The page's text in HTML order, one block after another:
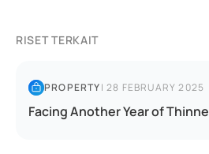
RISET TERKAIT
PROPERTY|28 FEBRUARY 2025
Facing Another Year of